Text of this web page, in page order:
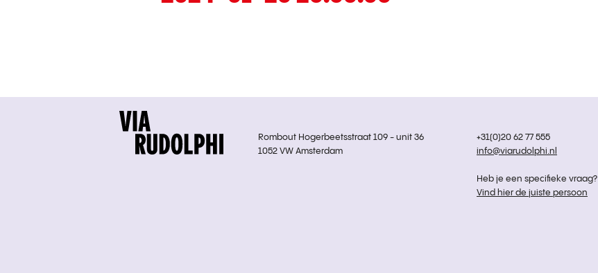
Rombout Hogerbeetsstraat 109 - unit 36
1052 VW Amsterdam
+31(0)20 62 77 555
info@viarudolphi.nl
Heb je een specifieke vraag?
Vind hier de juiste persoon